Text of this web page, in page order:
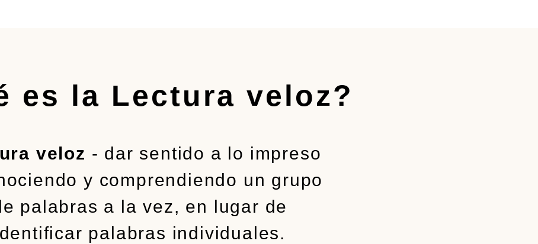
es la Lectura veloz?
veloz - dar sentido a lo impreso
y comprendiendo un grupo
palabras a la vez, en lugar de
palabras individuales.